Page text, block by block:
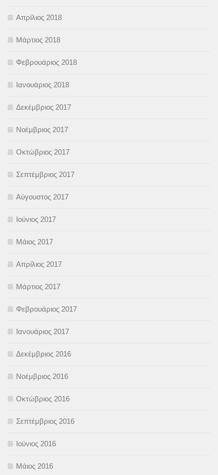
Απρίλιος 2018
Μάρτιος 2018
Φεβρουάριος 2018
Ιανουάριος 2018
Δεκέμβριος 2017
Νοέμβριος 2017
Οκτώβριος 2017
Σεπτέμβριος 2017
Αύγουστος 2017
Ιούνιος 2017
Μάιος 2017
Απρίλιος 2017
Μάρτιος 2017
Φεβρουάριος 2017
Ιανουάριος 2017
Δεκέμβριος 2016
Νοέμβριος 2016
Οκτώβριος 2016
Σεπτέμβριος 2016
Ιούνιος 2016
Μάιος 2016